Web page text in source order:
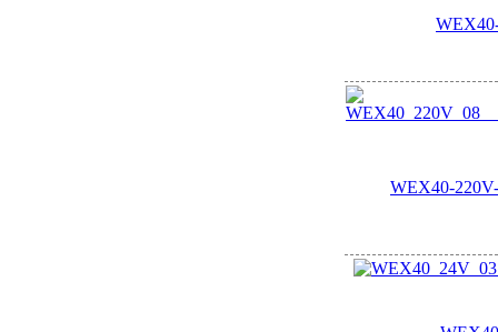
WEX40-